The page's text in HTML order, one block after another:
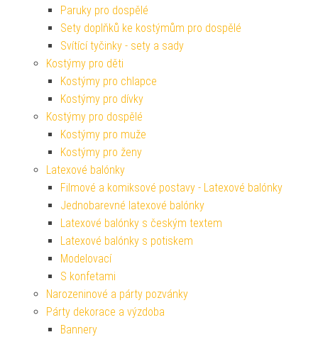
Paruky pro dospělé
Sety doplňků ke kostýmům pro dospělé
Svítící tyčinky - sety a sady
Kostýmy pro děti
Kostýmy pro chlapce
Kostýmy pro dívky
Kostýmy pro dospělé
Kostýmy pro muže
Kostýmy pro ženy
Latexové balónky
Filmové a komiksové postavy - Latexové balónky
Jednobarevné latexové balónky
Latexové balónky s českým textem
Latexové balónky s potiskem
Modelovací
S konfetami
Narozeninové a párty pozvánky
Párty dekorace a výzdoba
Bannery